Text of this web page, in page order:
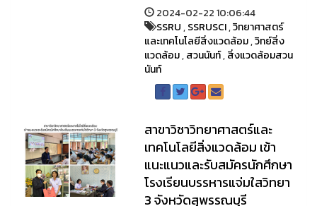
2024-02-22 10:06:44
SSRU,SSRUSCI,วิทยาศาสตร์
และเทคโนโลยีสิ่งแวดล้อม,วิทย์สิ่ง
แวดล้อม,สวนนันท์,สิ่งแวดล้อมสวน
นันท์
สาขาวิชาวิทยาศาสตร์และ
เทคโนโลยีสิ่งแวดล้อม เข้า
แนะแนวและรับสมัครนักศึกษา
โรงเรียนบรรหารแจ่มใสวิทยา
3 จังหวัดสุพรรณบุรี